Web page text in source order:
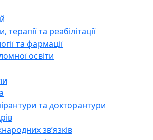
та реабілітації
та фармації
освіти
та докторантури
зв’язків